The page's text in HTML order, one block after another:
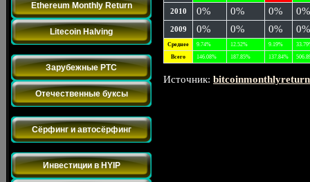
Ethereum Monthly Return
Litecoin Halving
Зарубежные PTC
Отечественные буксы
Сёрфинг и автосёрфинг
Инвестиции в HYIP
2010 0% 0% 0% 0%
2009 0% 0% 0% 0%
Среднее 9.74% 12.52% 9.19%
Всего
146.08% 187.85% 137.84%
Источник: